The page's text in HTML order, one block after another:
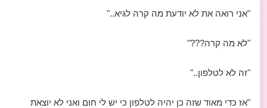
"אני רואה את לא יודעת מה קרה לגיא.."
"לא מה קרה???"
"זה לא לטלפון.."
"אז כדי מאוד שזה כן יהיה לטלפון כי יש לי חום ואני לא יוצאת